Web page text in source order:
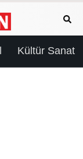
Kültür Sanat